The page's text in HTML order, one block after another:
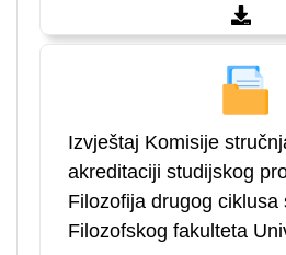
Izvještaj Komisije
akreditaciji studijskog
Filozofija drugog ciklusa
Filozofskog fakulteta